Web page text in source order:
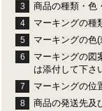
3 商品の種類・色
4 マーキングの種
5 マーキングの色
6
マーキングの図
は添付して下さ
7 マーキングの位
8 商品の発送先及